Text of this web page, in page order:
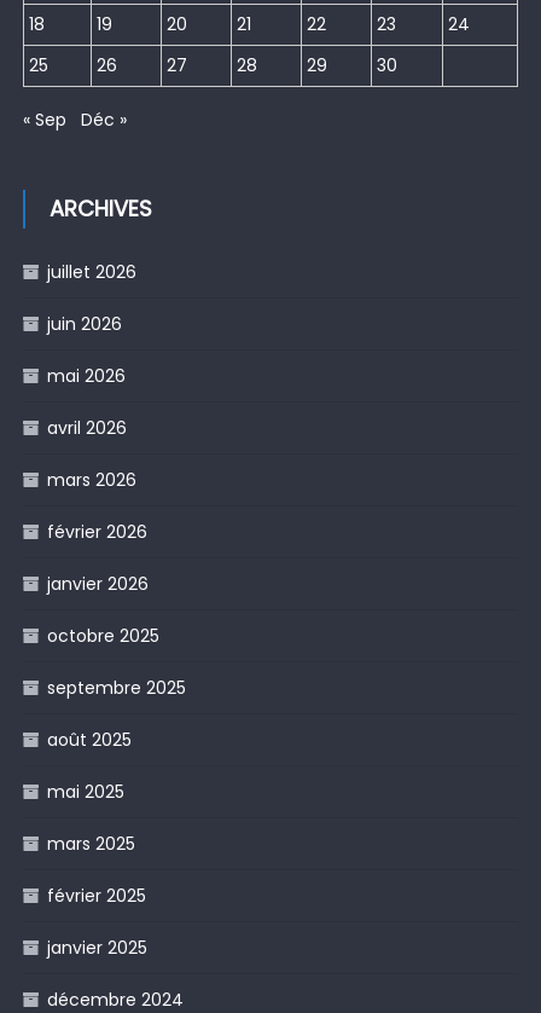
18 19 20 21 22 23
24
25
26 27 28 29 30
« Sep Déc »
ARCHIVES
juillet 2026
juin 2026
mai 2026
avril 2026
mars 2026
février 2026
janvier 2026
octobre 2025
septembre 2025
août 2025
mai 2025
mars 2025
février 2025
janvier 2025
décembre 2024